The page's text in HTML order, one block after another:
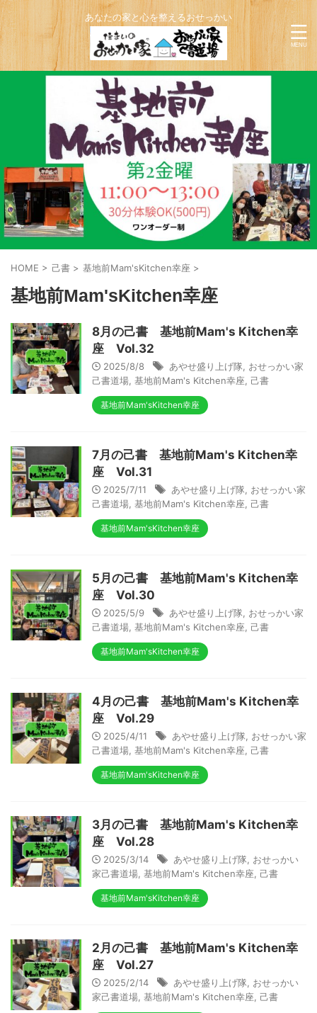
あなたの家と心を整えるおせっかい
HOME > 己書 > 基地前Mam'sKitchen幸座 >
基地前Mam'sKitchen幸座
8月の己書 基地前Mam's Kitchen幸
座 Vol.32
2025/8/8 あやせ盛り上げ隊
おせっかい家
己書道場 基地前Mam's Kitchen幸座 己書
基地前Mam'sKitchen幸座
7月の己書 基地前Mam's Kitchen幸
座 Vol.31
2025/7/11 あやせ盛り上げ隊
おせっかい家
己書道場 基地前Mam's Kitchen幸座 己書
基地前Mam'sKitchen幸座
5月の己書 基地前Mam's Kitchen幸
座 Vol.30
2025/5/9 あやせ盛り上げ隊
おせっかい家
己書道場 基地前Mam's Kitchen幸座 己書
基地前Mam'sKitchen幸座
4月の己書 基地前Mam's Kitchen幸
座 Vol.29
2025/4/11 あやせ盛り上げ隊
おせっかい家
己書道場 基地前Mam's Kitchen幸座 己書
基地前Mam'sKitchen幸座
3月の己書 基地前Mam's Kitchen幸
座 Vol.28
2025/3/14 あやせ盛り上げ隊
おせっかい
家己書道場 基地前Mam's Kitchen幸座 己書
基地前Mam'sKitchen幸座
2月の己書 基地前Mam's Kitchen幸
座 Vol.27
2025/2/14 あやせ盛り上げ隊
おせっかい
家己書道場 基地前Mam's Kitchen幸座 己書